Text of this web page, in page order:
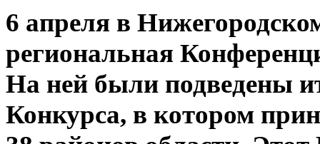
6 апреля в
региональная
На ней были подведены
Конкурса, в котором